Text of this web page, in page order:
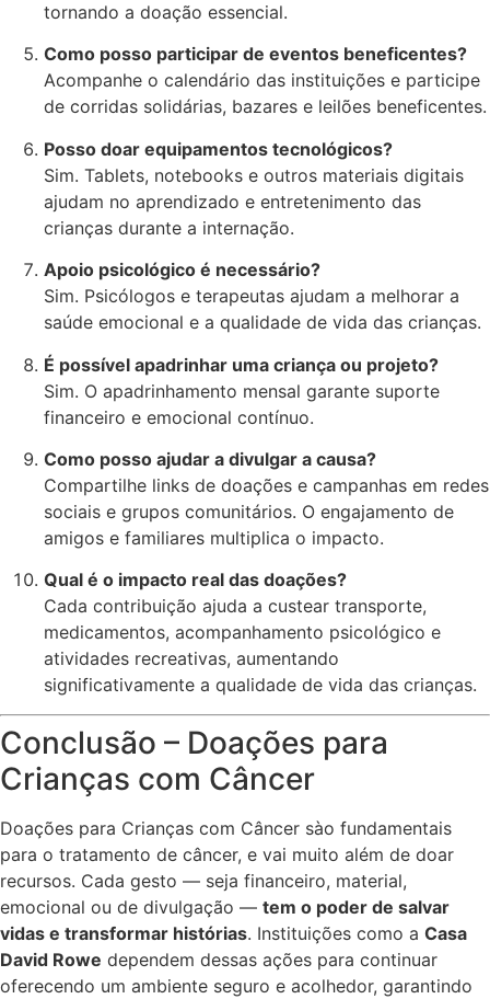
tornando a doação essencial.
Como posso participar de eventos beneficentes?
Acompanhe o calendário das instituições e participe
de corridas solidárias, bazares e leilões beneficentes.
Posso doar equipamentos tecnológicos?
Sim. Tablets, notebooks e outros materiais digitais
ajudam no aprendizado e entretenimento das
crianças durante a internação.
Apoio psicológico é necessário?
Sim. Psicólogos e terapeutas ajudam a melhorar a
saúde emocional e a qualidade de vida das crianças.
É possível apadrinhar uma criança ou projeto?
Sim. O apadrinhamento mensal garante suporte
financeiro e emocional contínuo.
Como posso ajudar a divulgar a causa?
Compartilhe links de doações e campanhas em redes
sociais e grupos comunitários. O engajamento de
amigos e familiares multiplica o impacto.
Qual é o impacto real das doações?
Cada contribuição ajuda a custear transporte,
medicamentos, acompanhamento psicológico e
atividades recreativas, aumentando
significativamente a qualidade de vida das crianças.
Conclusão – Doações para
Crianças com Câncer
Doações para Crianças com Câncer sào fundamentais
para o tratamento de câncer, e vai muito além de doar
recursos. Cada gesto — seja financeiro, material,
emocional ou de divulgação — tem o poder de salvar
vidas e transformar histórias. Instituições como a Casa
David Rowe dependem dessas ações para continuar
oferecendo um ambiente seguro e acolhedor, garantindo